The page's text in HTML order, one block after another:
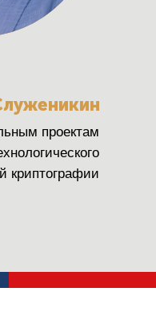
проектам
криптографии